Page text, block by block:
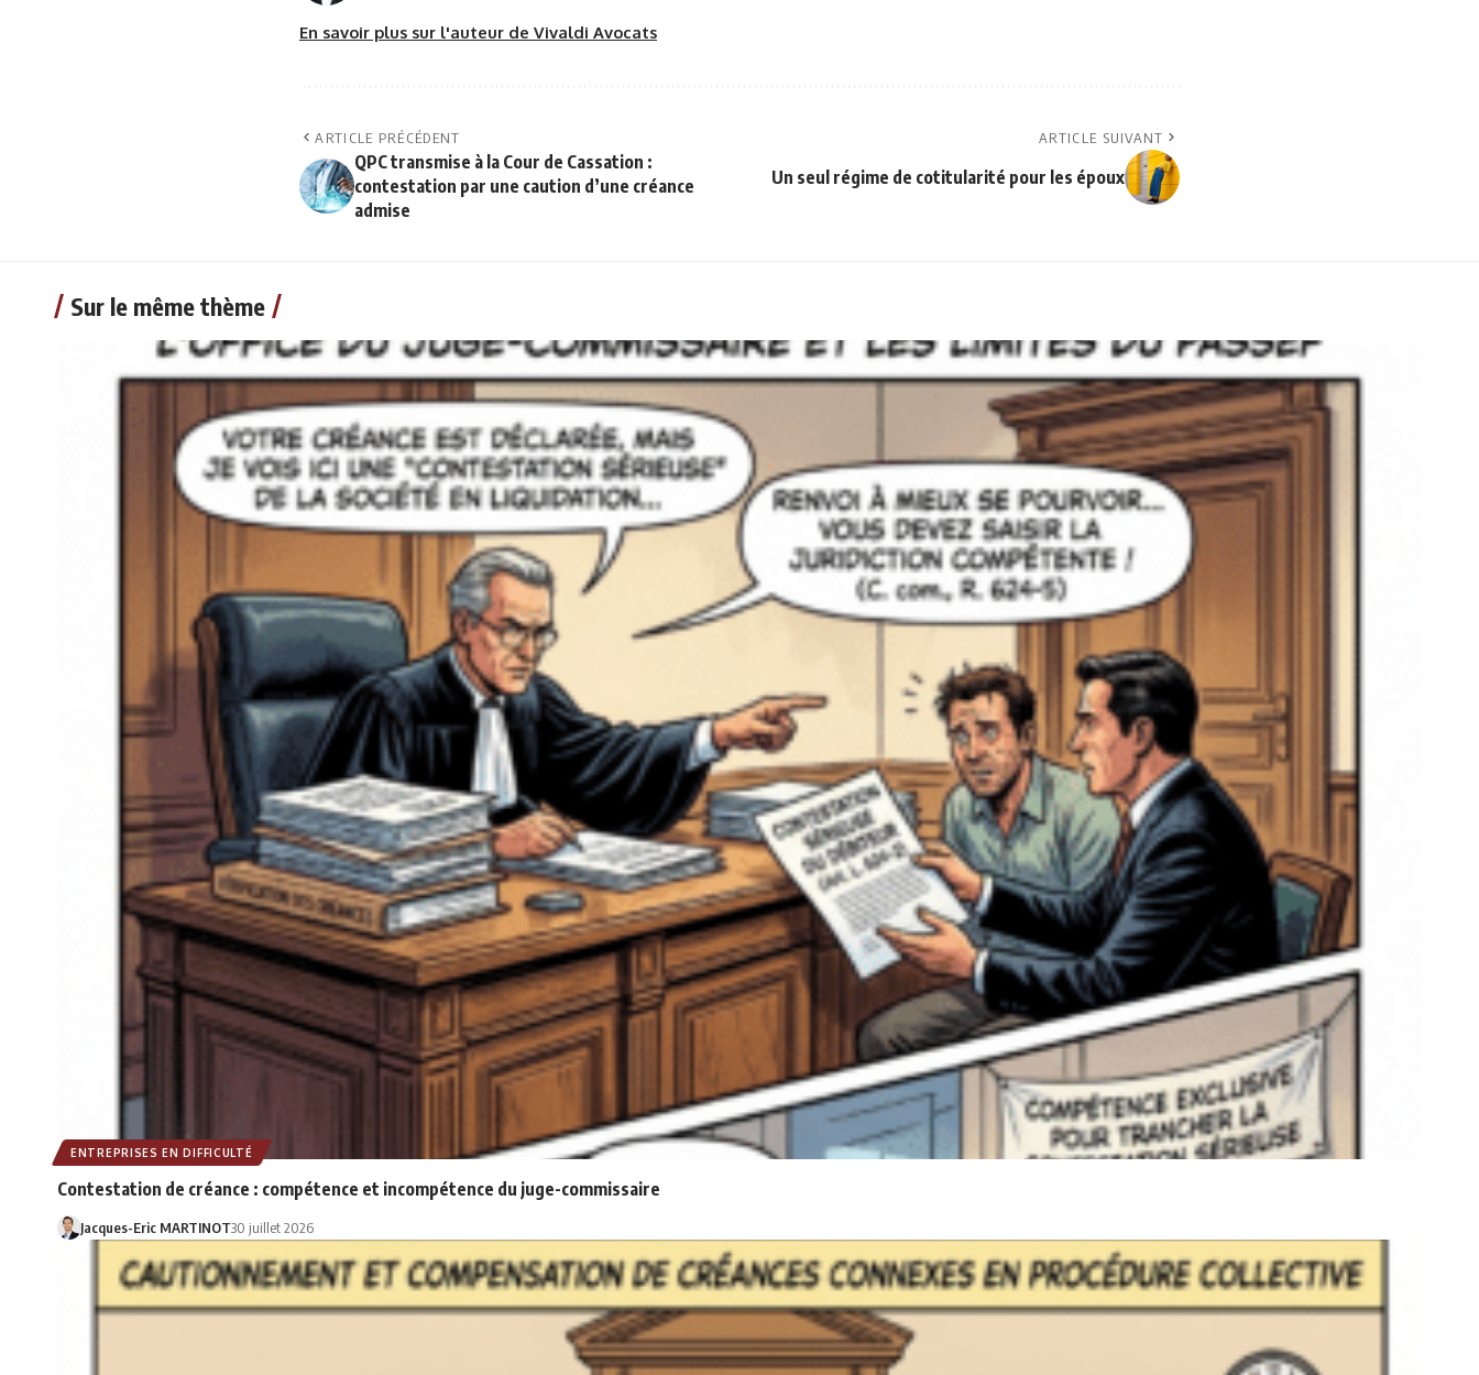
En savoir plus sur l'auteur de Vivaldi Avocats
ARTICLE PRÉCÉDENT
QPC transmise à la Cour de Cassation :
contestation par une caution d’une créance
admise
ARTICLE SUIVANT
Un seul régime de cotitularité pour les époux
Sur le même thème
ENTREPRISES EN DIFFICULTÉ
Contestation de créance : compétence et incompétence du juge-commissaire
Jacques-Eric MARTINOT30 juillet 2026